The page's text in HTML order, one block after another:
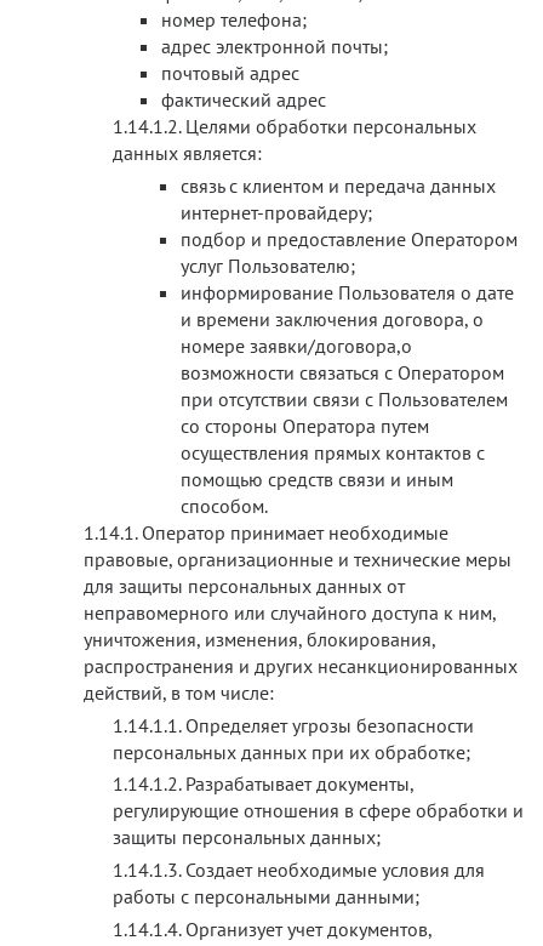
номер телефона;
адрес электронной почты;
почтовый адрес
фактический адрес
Целями обработки персональных
данных является:
связь с клиентом и передача данных
интернет-провайдеру;
подбор и предоставление Оператором
услуг Пользователю;
информирование Пользователя о дате
и времени заключения договора, о
номере заявки/договора,о
возможности связаться с Оператором
при отсутствии связи с Пользователем
со стороны Оператора путем
осуществления прямых контактов с
помощью средств связи и иным
способом.
Оператор принимает необходимые
правовые, организационные и технические меры
для защиты персональных данных от
неправомерного или случайного доступа к ним,
уничтожения, изменения, блокирования,
распространения и других несанкционированных
действий, в том числе:
Определяет угрозы безопасности
персональных данных при их обработке;
Разрабатывает документы,
регулирующие отношения в сфере обработки и
защиты персональных данных;
Создает необходимые условия для
работы с персональными данными;
Организует учет документов,